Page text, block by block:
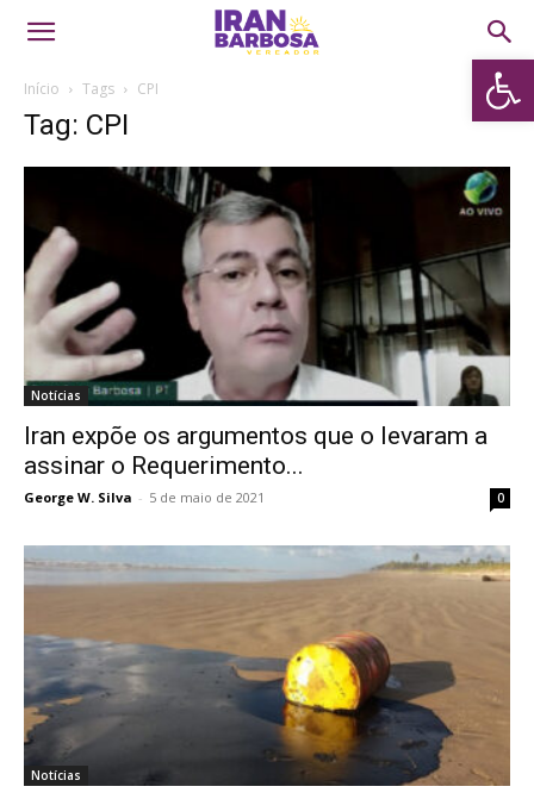
Abrir
Início Tags CPI
Tag: CPI
Notícias
Iran expõe os argumentos que o levaram a
assinar o Requerimento...
George W. Silva - 5 de maio de 2021 0
Notícias